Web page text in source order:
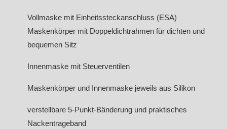
Vollmaske mit Einheitssteckanschluss (ESA)
Maskenkörper mit Doppeldichtrahmen für dichten und
bequemen Sitz
Innenmaske mit Steuerventilen
Maskenkörper und Innenmaske jeweils aus Silikon
verstellbare 5-Punkt-Bänderung und praktisches
Nackentrageband